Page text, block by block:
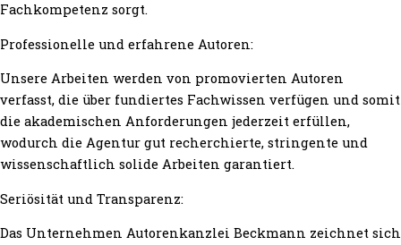
Fachkompetenz sorgt.
Professionelle und erfahrene Autoren:
Unsere Arbeiten werden von promovierten Autoren
verfasst, die über fundiertes Fachwissen verfügen und somit
die akademischen Anforderungen jederzeit erfüllen,
wodurch die Agentur gut recherchierte, stringente und
wissenschaftlich solide Arbeiten garantiert.
Seriösität und Transparenz:
Das Unternehmen Autorenkanzlei Beckmann zeichnet sich